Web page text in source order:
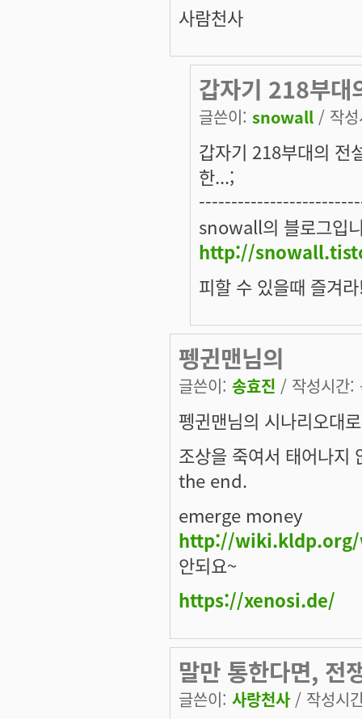
사람천사
갑자기 218부대
글쓴이: snowall / 작
갑자기 218부대의 전
한...;
snowall의 블로그입
http://
피할 수 있을때 즐겨
펭귄맨님의
글쓴이: 송효진 / 작성시간
펭귄맨님의 시나리오대
조상을 죽여서 태어나지
the end.
emerge money
http://
안되요~
https://xenosi.de/
말만 통한다면, 전
글쓴이: 사랑천사 / 작성시